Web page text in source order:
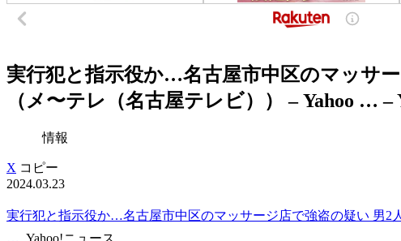
実行犯と指示役か…名古屋市中区のマッサ
（メ〜テレ（名古屋テレビ）） – Yahoo … –
情報
X コピー
2024.03.23
実行犯と指示役か…名古屋市中区のマッサージ店で強盗の疑い 男2
… Yahoo!ニュース